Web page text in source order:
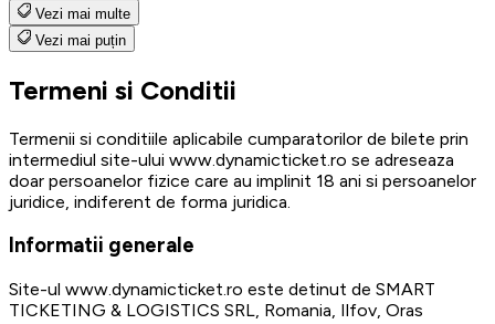
Vezi mai multe
Vezi mai puțin
Termeni si Conditii
Termenii si conditiile aplicabile cumparatorilor de bilete prin
intermediul site-ului www.dynamicticket.ro se adreseaza
doar persoanelor fizice care au implinit 18 ani si persoanelor
juridice, indiferent de forma juridica.
Informatii generale
Site-ul www.dynamicticket.ro este detinut de SMART
TICKETING & LOGISTICS SRL, Romania, Ilfov, Oras